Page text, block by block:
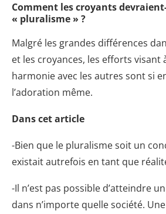
Comment les croyants
« pluralisme » ?
Malgré les grandes différences
et les croyances, les efforts visant
harmonie avec les autres sont si
l’adoration même.
Dans cet article
-Bien que le pluralisme soit un
existait autrefois en tant que
-Il n’est pas possible d’atteindre
dans n’importe quelle société.